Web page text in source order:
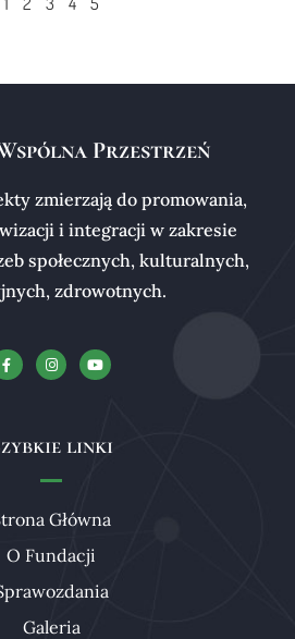
Przestrzeń
zmierzają do promowania,
i integracji w zakresie
społecznych, kulturalnych,
zdrowotnych.
linki
Główna
O Fundacji
Galeria